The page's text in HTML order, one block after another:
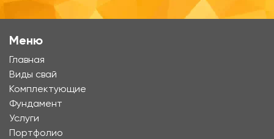
Меню
Главная
Виды свай
Комплектующие
Фундамент
Услуги
Портфолио